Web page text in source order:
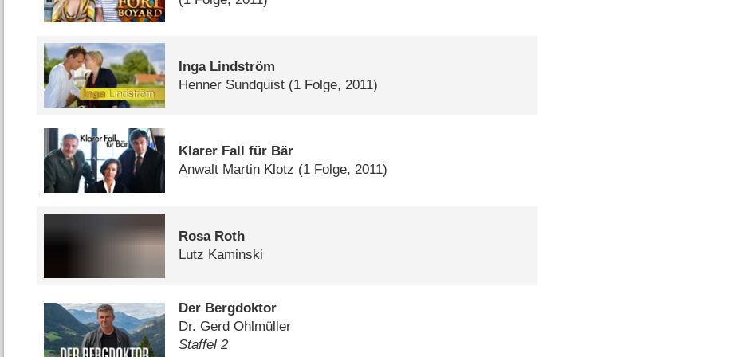
Inga Lindström
Henner Sundquist (1 Folge, 2011)
Klarer Fall für Bär
Anwalt Martin Klotz (1 Folge, 2011)
Rosa Roth
Lutz Kaminski
Der Bergdoktor
Dr. Gerd Ohlmüller
Staffel 2